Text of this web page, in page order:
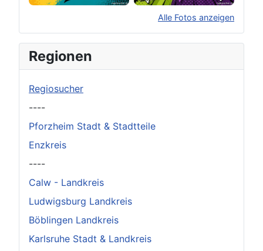
Alle Fotos anzeigen
Original herunterladen
Regionen
Regiosucher
----
Pforzheim Stadt & Stadtteile
Enzkreis
----
Calw - Landkreis
Ludwigsburg Landkreis
Böblingen Landkreis
Karlsruhe Stadt & Landkreis